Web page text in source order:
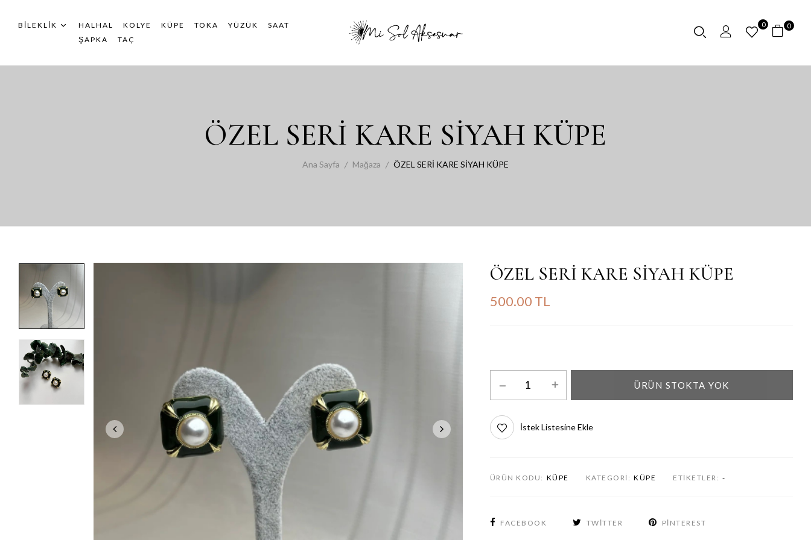
BILEKLIK HALHAL KOLYE KÜPE TOKA YÜZÜK
SAAT
ŞAPKA
TAÇ
0 0
ÖZEL SERİ KARE SİYAH KÜPE
Ana Sayfa Mağaza ÖZEL SERİ KARE SİYAH KÜPE
ÖZEL SERİ KARE SİYAH KÜPE
500.00 TL
ÜRÜN STOKTA YOK
İstek Listesine Ekle
ÜRÜN KODU: KÜPE KATEGORI: KÜPE ETIKETLER: -
FACEBOOK TWITTER PINTEREST